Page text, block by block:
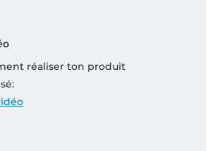
réaliser ton produit